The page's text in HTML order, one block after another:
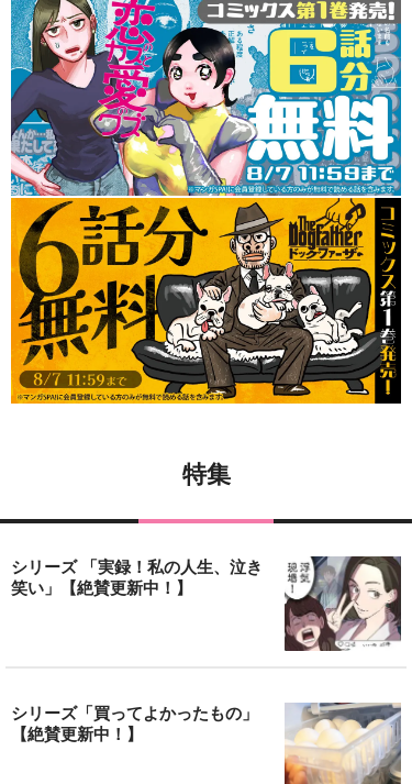
特集
シリーズ 「実録！私の人生、泣き
笑い」【絶賛更新中！】
シリーズ「買ってよかったもの」
【絶賛更新中！】